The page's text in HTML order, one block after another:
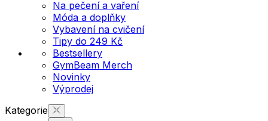
Na pečení a vaření
Móda a doplňky
Vybavení na cvičení
Tipy do 249 Kč
Bestsellery
GymBeam Merch
Novinky
Výprodej
Kategorie